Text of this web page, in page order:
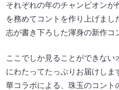
それぞれの年のチャンピオンが
を務めてコントを作り上げまし
志が書き下ろした渾身の新作
ここでしか見ることができない
にわたってたっぷりお届けしま
華コラボによる、珠玉のコント